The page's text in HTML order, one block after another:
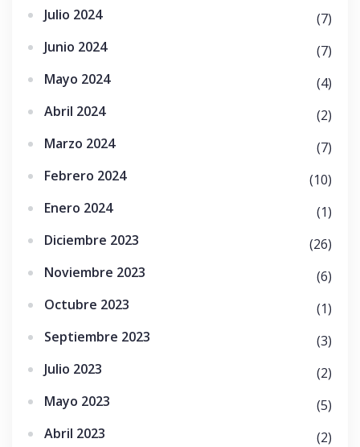
Julio 2024
(7)
Junio 2024
(7)
Mayo 2024
(4)
Abril 2024
(2)
Marzo 2024
(7)
Febrero 2024
(10)
Enero 2024
(1)
Diciembre 2023
(26)
Noviembre 2023
(6)
Octubre 2023
(1)
Septiembre 2023
(3)
Julio 2023
(2)
Mayo 2023
(5)
Abril 2023
(2)